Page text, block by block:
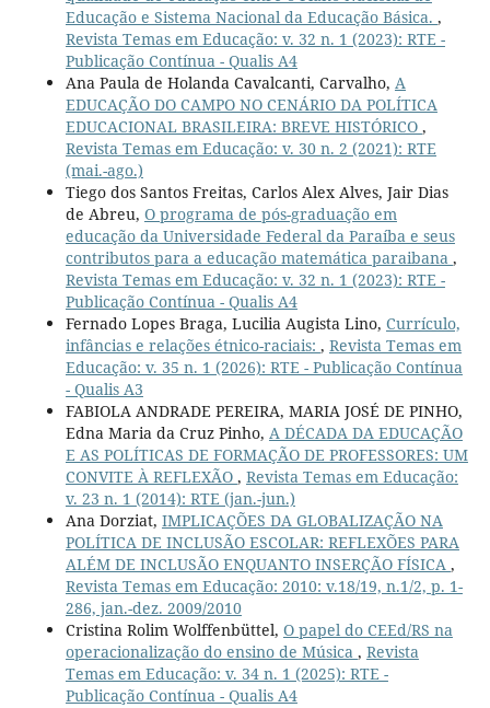
Educação e Sistema Nacional da Educação Básica. ,
Revista Temas em Educação: v. 32 n. 1 (2023): RTE -
Publicação Contínua - Qualis A4
Ana Paula de Holanda Cavalcanti, Carvalho, A
EDUCAÇÃO DO CAMPO NO CENÁRIO DA POLÍTICA
EDUCACIONAL BRASILEIRA: BREVE HISTÓRICO ,
Revista Temas em Educação: v. 30 n. 2 (2021): RTE
(mai.-ago.)
Tiego dos Santos Freitas, Carlos Alex Alves, Jair Dias
de Abreu, O programa de pós-graduação em
educação da Universidade Federal da Paraíba e seus
contributos para a educação matemática paraibana ,
Revista Temas em Educação: v. 32 n. 1 (2023): RTE -
Publicação Contínua - Qualis A4
Fernado Lopes Braga, Lucilia Augista Lino, Currículo,
infâncias e relações étnico-raciais: , Revista Temas em
Educação: v. 35 n. 1 (2026): RTE - Publicação Contínua
- Qualis A3
FABIOLA ANDRADE PEREIRA, MARIA JOSÉ DE PINHO,
Edna Maria da Cruz Pinho, A DÉCADA DA EDUCAÇÃO
E AS POLÍTICAS DE FORMAÇÃO DE PROFESSORES: UM
CONVITE À REFLEXÃO , Revista Temas em Educação:
v. 23 n. 1 (2014): RTE (jan.-jun.)
Ana Dorziat, IMPLICAÇÕES DA GLOBALIZAÇÃO NA
POLÍTICA DE INCLUSÃO ESCOLAR: REFLEXÕES PARA
ALÉM DE INCLUSÃO ENQUANTO INSERÇÃO FÍSICA ,
Revista Temas em Educação: 2010: v.18/19, n.1/2, p. 1-
286, jan.-dez. 2009/2010
Cristina Rolim Wolffenbüttel, O papel do CEEd/RS na
operacionalização do ensino de Música , Revista
Temas em Educação: v. 34 n. 1 (2025): RTE -
Publicação Contínua - Qualis A4